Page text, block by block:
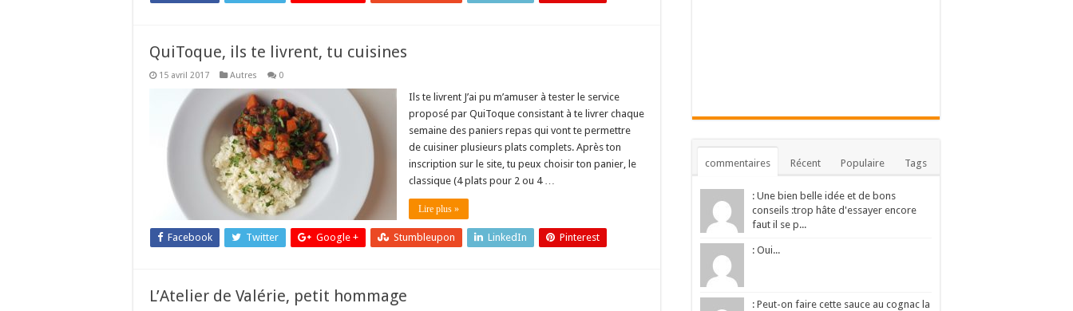
QuiToque, ils te livrent, tu cuisines
15 avril 2017 Autres 0
Ils te livrent J’ai pu m’amuser à tester le service
proposé par QuiToque consistant à te livrer chaque
semaine des paniers repas qui vont te permettre
de cuisiner plusieurs plats complets. Après ton
inscription sur le site, tu peux choisir ton panier, le
classique (4 plats pour 2 ou 4 …
Lire plus »
Facebook Twitter Google + Stumbleupon LinkedIn Pinterest
L’Atelier de Valérie, petit hommage
commentaires Récent Populaire Tags
: Une bien belle idée et de bons
conseils :trop hâte d'essayer encore
faut il se p...
: Oui...
: Peut-on faire cette sauce au cognac la